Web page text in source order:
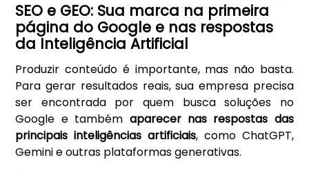
SEO e GEO: Sua marca na primeira
página do Google e nas respostas
da Inteligência Artificial
Produzir conteúdo é importante, mas não basta.
Para gerar resultados reais, sua empresa precisa
ser encontrada por quem busca soluções no
Google e também aparecer nas respostas das
principais inteligências artificiais, como ChatGPT,
Gemini e outras plataformas generativas.